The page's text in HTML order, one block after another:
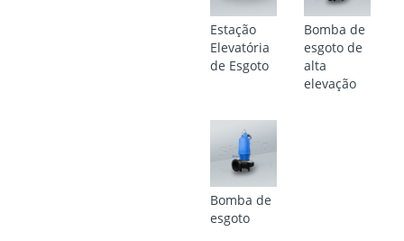
Estação
Elevatória
de Esgoto
Bomba de
esgoto de
alta
elevação
Bomba de
esgoto